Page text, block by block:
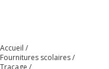
Accueil
Fournitures scolaires
Traçage